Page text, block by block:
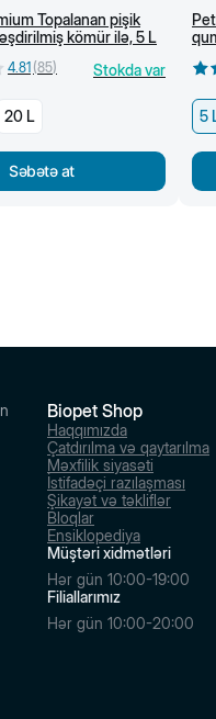
Topalanan pişik
kömür ilə, 5 L
4.81 (85) Stokda var
20 L
Səbətə at
5
Biopet Shop
Haqqımızda
Çatdırılma və qaytarılma
Məxfilik siyasəti
İstifadəçi razılaşması
Şikayət və təkliflər
Bloqlar
Ensiklopediya
Müştəri xidmətləri
Hər gün 10:00-19:00
Filiallarımız
Hər gün 10:00-20:00